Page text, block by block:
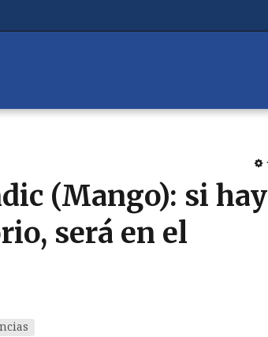
(Mango): si hay
será en el